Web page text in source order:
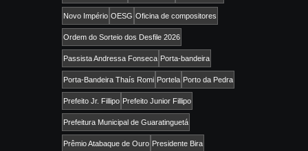
Novo Império OESG Oficina de compositores
Ordem do Sorteio dos Desfile 2026
Passista Andressa Fonseca Porta-bandeira
Porta-Bandeira Thaís Romi Portela Porto da Pedra
Prefeito Jr. Fillipo Prefeito Junior Fillipo
Prefeitura Municipal de Guaratinguetá
Prêmio Atabaque de Ouro Presidente Bira